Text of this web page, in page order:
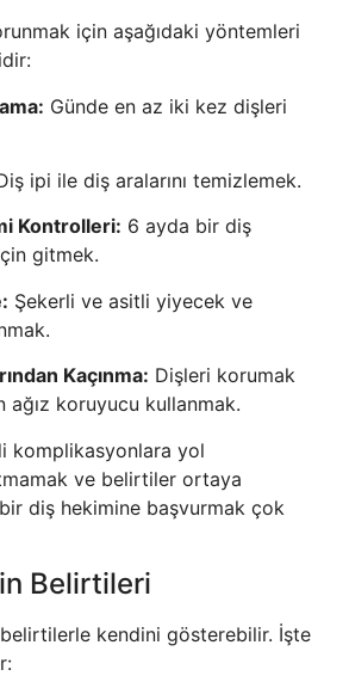
için aşağıdaki yöntemleri
Günde en az iki kez dişleri
ipi ile diş aralarını temizlemek.
Kontrolleri: 6 ayda bir diş
gitmek.
Şekerli ve asitli yiyecek ve
Kaçınma: Dişleri korumak
ağız koruyucu kullanmak.
komplikasyonlara yol
ve belirtiler ortaya
bir diş hekimine başvurmak çok
Belirtileri
kendini gösterebilir. İşte